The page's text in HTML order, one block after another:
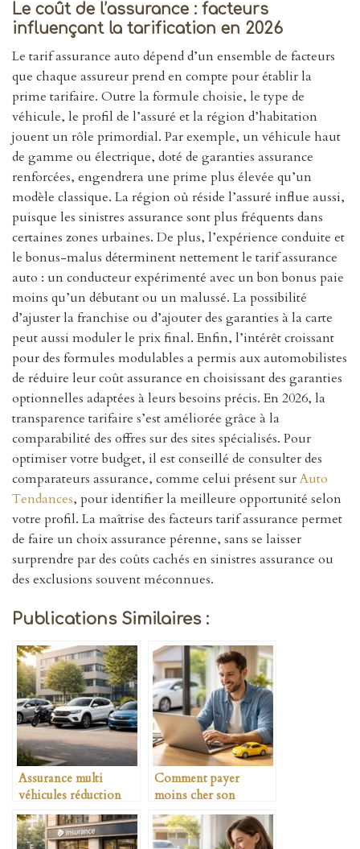
Le coût de l’assurance : facteurs
influençant la tarification en 2026
Le tarif assurance auto dépend d’un ensemble de facteurs
que chaque assureur prend en compte pour établir la
prime tarifaire. Outre la formule choisie, le type de
véhicule, le profil de l’assuré et la région d’habitation
jouent un rôle primordial. Par exemple, un véhicule haut
de gamme ou électrique, doté de garanties assurance
renforcées, engendrera une prime plus élevée qu’un
modèle classique. La région où réside l’assuré influe aussi,
puisque les sinistres assurance sont plus fréquents dans
certaines zones urbaines. De plus, l’expérience conduite et
le bonus-malus déterminent nettement le tarif assurance
auto : un conducteur expérimenté avec un bon bonus paie
moins qu’un débutant ou un malussé. La possibilité
d’ajuster la franchise ou d’ajouter des garanties à la carte
peut aussi moduler le prix final. Enfin, l’intérêt croissant
pour des formules modulables a permis aux automobilistes
de réduire leur coût assurance en choisissant des garanties
optionnelles adaptées à leurs besoins précis. En 2026, la
transparence tarifaire s’est améliorée grâce à la
comparabilité des offres sur des sites spécialisés. Pour
optimiser votre budget, il est conseillé de consulter des
comparateurs assurance, comme celui présent surAuto
Tendances, pour identifier la meilleure opportunité selon
votre profil. La maîtrise des facteurs tarif assurance permet
de faire un choix assurance pérenne, sans se laisser
surprendre par des coûts cachés en sinistres assurance ou
des exclusions souvent méconnues.
Publications Similaires :
Assurance multi
véhicules réduction
possible
Comment payer
moins cher son
assurance auto